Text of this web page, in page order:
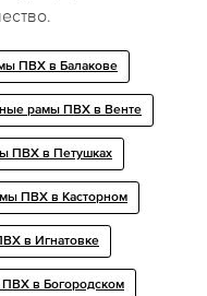
ПВХ в Балакове
рамы ПВХ в Венте
ПВХ в Петушках
ПВХ в Касторном
в Игнатовке
в Богородском